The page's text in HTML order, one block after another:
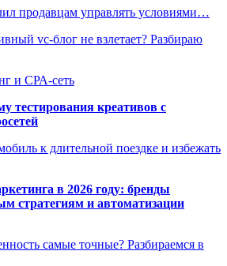
продавцам управлять условиями…
vc-блог не взлетает? Разбираю
и СРА-сеть
тестирования креативов с
к длительной поездке и избежать
в 2026 году: бренды
стратегиям и автоматизации
самые точные? Разбираемся в